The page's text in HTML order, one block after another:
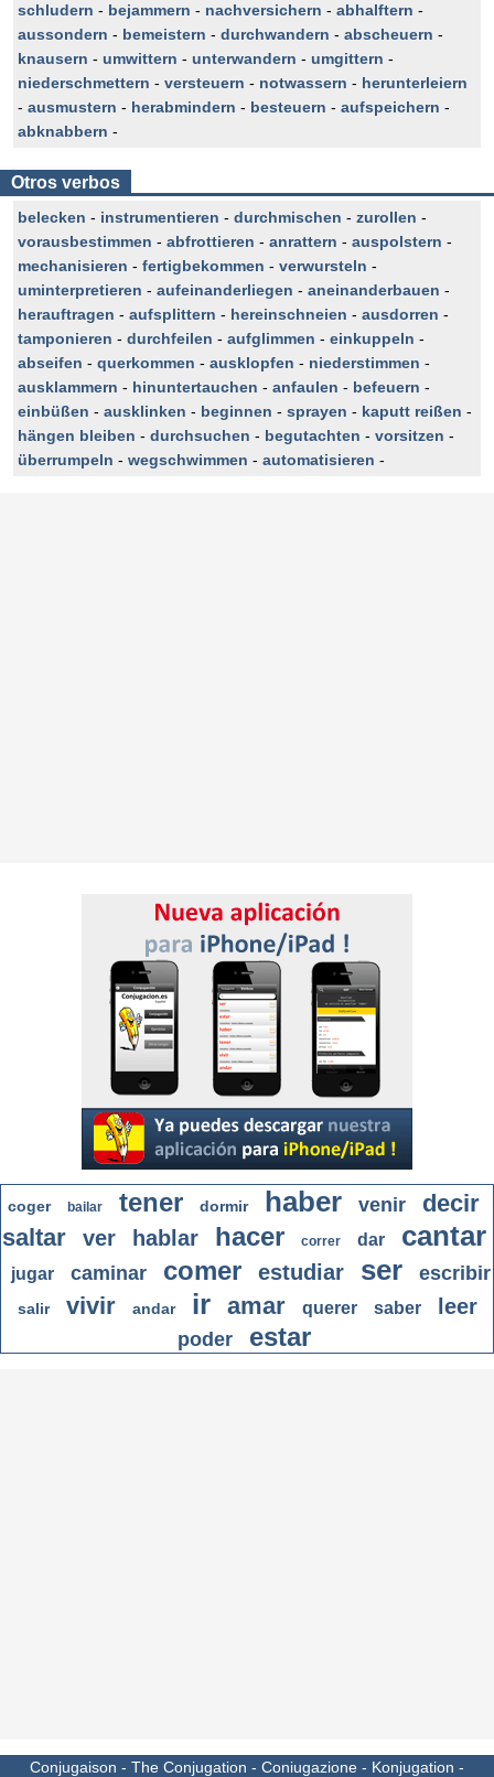
schludern - bejammern - nachversichern - abhalftern -
aussondern - bemeistern - durchwandern - abscheuern -
knausern - umwittern - unterwandern - umgittern -
niederschmettern - versteuern - notwassern - herunterleiern
- ausmustern - herabmindern - besteuern - aufspeichern -
abknabbern -
Otros verbos
belecken - instrumentieren - durchmischen - zurollen -
vorausbestimmen - abfrottieren - anrattern - auspolstern -
mechanisieren - fertigbekommen - verwursteln -
uminterpretieren - aufeinanderliegen - aneinanderbauen -
herauftragen - aufsplittern - hereinschneien - ausdorren -
tamponieren - durchfeilen - aufglimmen - einkuppeln -
abseifen - querkommen - ausklopfen - niederstimmen -
ausklammern - hinuntertauchen - anfaulen - befeuern -
einbüßen - ausklinken - beginnen - sprayen - kaputt reißen -
hängen bleiben - durchsuchen - begutachten - vorsitzen -
überrumpeln - wegschwimmen - automatisieren -
coger bailar tener dormir haber venir
decir
saltar
ver hablar hacer correr dar cantar
jugar caminar comer estudiar ser escribir
salir vivir andar ir amar querer saber leer
poder estar
Conjugaison - The Conjugation - Coniugazione - Konjugation -